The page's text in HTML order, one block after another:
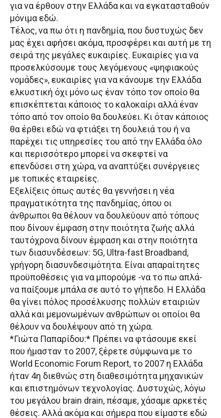
για να έρθουν στην Ελλάδα και να εγκατασταθούν
μόνιμα εδώ.
Τέλος, να πω ότι η πανδημία, που δυστυχώς δεν
μας έχει αφήσει ακόμα, προσφέρει και αυτή με τη
σειρά της μεγάλες ευκαιρίες. Ευκαιρίες για να
προσελκύσουμε τους λεγόμενους «ψηφιακούς
νομάδες», ευκαιρίες για να κάνουμε την Ελλάδα
ελκυστική όχι μόνο ως έναν τόπο τον οποίο θα
επισκέπτεται κάποιος το καλοκαίρι αλλά έναν
τόπο από τον οποίο θα δουλεύει. Κι όταν κάποιος
θα έρθει εδώ να φτιάξει τη δουλειά του ή να
παρέχει τις υπηρεσίες του από την Ελλάδα όλο
και περισσότερο μπορεί να σκεφτεί να
επενδύσει στη χώρα, να αναπτύξει συνέργειες
με τοπικές εταιρείες.
Εξελίξεις όπως αυτές θα γεννήσει η νέα
πραγματικότητα της πανδημίας, όπου οι
άνθρωποι θα θέλουν να δουλεύουν από τόπους
που δίνουν έμφαση στην ποιότητα ζωής αλλά
ταυτόχρονα δίνουν έμφαση και στην ποιότητα
των διασυνδέσεων: 5G, Ultra-fast Broadband,
γρήγορη διασυνδεσιμότητα. Είναι απαραίτητες
προϋποθέσεις για να μπορούμε -να το πω απλά-
να παίξουμε μπάλα σε αυτό το γήπεδο. Η Ελλάδα
θα γίνει πόλος προσέλκυσης πολλών εταιριών
αλλά και μεμονωμένων ανθρώπων οι οποίοι θα
θέλουν να δουλέψουν από τη χώρα.
*Γιώτα Παπαρίδου:* Πρέπει να φτάσουμε εκεί
που ήμασταν το 2007, ξέρετε σύμφωνα με το
World Economic Forum Report, το 2007 η Ελλάδα
ήταν 4η διεθνώς στη διαθεσιμότητα μηχανικών
και επιστημόνων τεχνολογίας. Δυστυχώς, λόγω
του μεγάλου brain drain, πέσαμε, χάσαμε αρκετές
θέσεις. Αλλά ακόμα και σήμερα που είμαστε εδώ